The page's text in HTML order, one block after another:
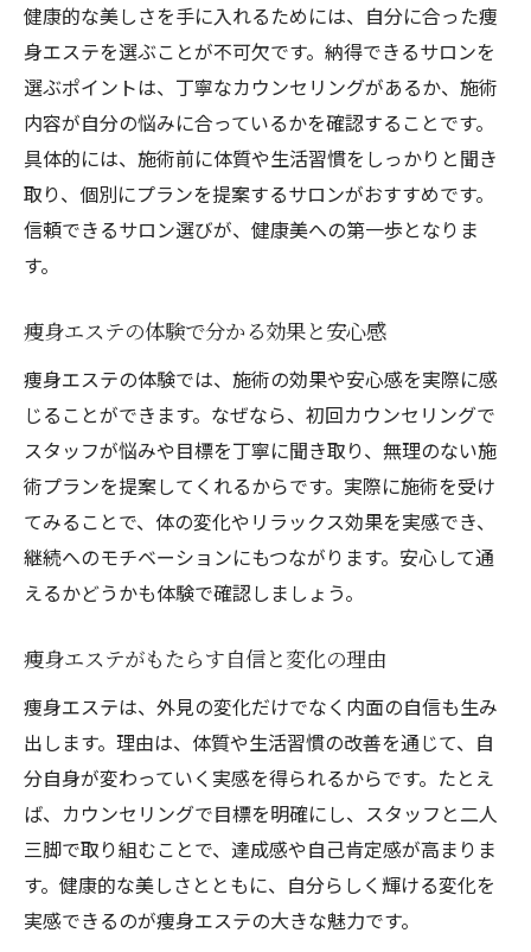
ツ
無理なく続けられる痩身エステの魅力を紹
介
痩身エステの継続が効果に繋がる理由とは
忙しい女性でも続けやすい痩身エステ活用
法
通いやすい痩身エステ選びのポイント解説
効果的な痩身エステ選びのポイント紹介
効果的な痩身エステ選びの基準と考え方
自分に合う痩身エステを見極めるポイント
痩身エステの効果を高める選び方の秘訣
口コミや体験談で分かる痩身エステの選択
法
後悔しない痩身エステ選びの実践アドバイ
カウンセリングを活かした健康的なダイエット
術
カウンセリングを活かす痩身エステのダイ
エット法
痩身エステで無理なくダイエットを継続す
るコツ
健康的な美しさを手に入れるためには、自分に合った痩
身エステを選ぶことが不可欠です。納得できるサロンを
選ぶポイントは、丁寧なカウンセリングがあるか、施術
内容が自分の悩みに合っているかを確認することです。
具体的には、施術前に体質や生活習慣をしっかりと聞き
取り、個別にプランを提案するサロンがおすすめです。
信頼できるサロン選びが、健康美への第一歩となりま
す。
痩身エステの体験で分かる効果と安心感
痩身エステの体験では、施術の効果や安心感を実際に感
じることができます。なぜなら、初回カウンセリングで
スタッフが悩みや目標を丁寧に聞き取り、無理のない施
術プランを提案してくれるからです。実際に施術を受け
てみることで、体の変化やリラックス効果を実感でき、
継続へのモチベーションにもつながります。安心して通
えるかどうかも体験で確認しましょう。
痩身エステがもたらす自信と変化の理由
痩身エステは、外見の変化だけでなく内面の自信も生み
出します。理由は、体質や生活習慣の改善を通じて、自
分自身が変わっていく実感を得られるからです。たとえ
ば、カウンセリングで目標を明確にし、スタッフと二人
三脚で取り組むことで、達成感や自己肯定感が高まりま
す。健康的な美しさとともに、自分らしく輝ける変化を
実感できるのが痩身エステの大きな魅力です。